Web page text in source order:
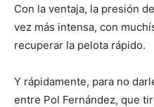
Con la ventaja, la presión
vez más intensa, con
recuperar la pelota rápido.
Y rápidamente, para no
entre Pol Fernández, que